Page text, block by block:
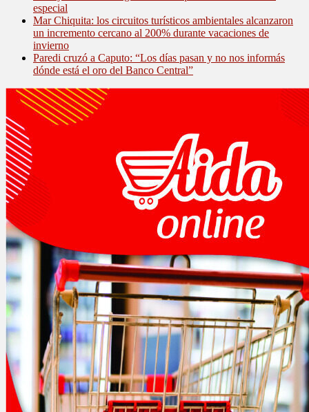
especial
Mar Chiquita: los circuitos turísticos ambientales alcanzaron
un incremento cercano al 200% durante vacaciones de
invierno
Paredi cruzó a Caputo: “Los días pasan y no nos informás
dónde está el oro del Banco Central”